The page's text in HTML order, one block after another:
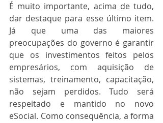
É muito importante, acima de tudo,
dar destaque para esse último item.
Já que uma das maiores
preocupações do governo é garantir
que os investimentos feitos pelos
empresários, com aquisição de
sistemas, treinamento, capacitação,
não sejam perdidos. Tudo será
respeitado e mantido no novo
eSocial. Como consequência, a forma